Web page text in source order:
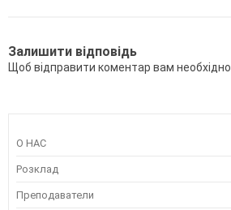
Залишити відповідь
Щоб відправити коментар вам необхідно
О НАС
Розклад
Преподаватели